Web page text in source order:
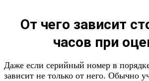
От чего зависит
часов при
Даже если серийный номер в
зависит не только от него. Обычно